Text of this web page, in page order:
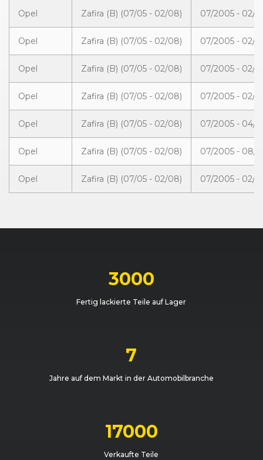
Opel Zafira (B) (07/05 - 02/08) 07/2005 - 02/
Opel Zafira (B) (07/05 - 02/08) 07/2005 - 02/
Opel Zafira (B) (07/05 - 02/08) 07/2005 - 02/
Opel Zafira (B) (07/05 - 02/08) 07/2005 - 02/
Opel Zafira (B) (07/05 - 02/08) 07/2005 - 04/
Opel Zafira (B) (07/05 - 02/08) 07/2005 - 08/
Opel Zafira (B) (07/05 - 02/08) 07/2005 - 02/
3000
Fertig lackierte Teile auf Lager
7
Jahre auf dem Markt in der Automobilbranche
17000
Verkaufte Teile